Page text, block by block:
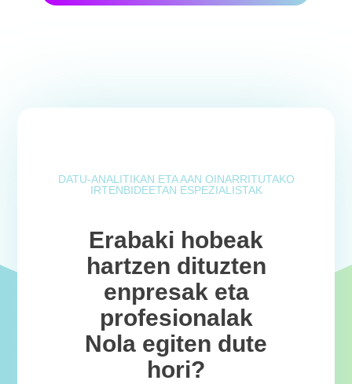
DATU-ANALITIKAN ETA AAN OINARRITUTAKO
IRTENBIDEETAN ESPEZIALISTAK
Erabaki hobeak
hartzen dituzten
enpresak eta
profesionalak
Nola egiten dute
hori?